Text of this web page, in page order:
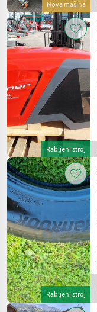
Nova mašina
Rabljeni stroj
Rabljeni stroj